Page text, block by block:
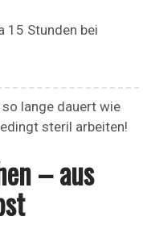
15 Stunden bei
lange dauert wie
steril arbeiten!
– aus